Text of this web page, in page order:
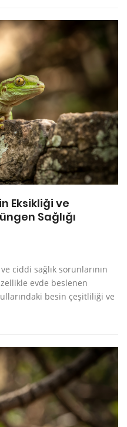
Eksikliği ve
Sağlığı
ciddi sağlık sorunlarının
evde beslenen
besin çeşitliliği ve